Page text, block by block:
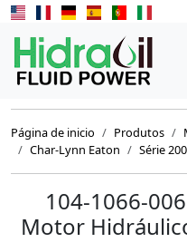
Página de inicio Produtos
Char-Lynn Eaton
Série
104-1066-
Motor